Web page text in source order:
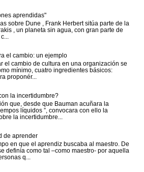
aprendidas"
sobre Dune , Frank Herbert sitúa parte de la
, un planeta sin agua, con gran parte de
el cambio: un ejemplo
el cambio de cultura en una organización se
mínimo, cuatro ingredientes básicos:
proponér...
la incertidumbre?
que, desde que Bauman acuñara la
líquidos ”, convocara con ello la
la incertidumbre...
de aprender
en que el aprendiz buscaba al maestro. De
definía como tal –como maestro- por aquella
q...